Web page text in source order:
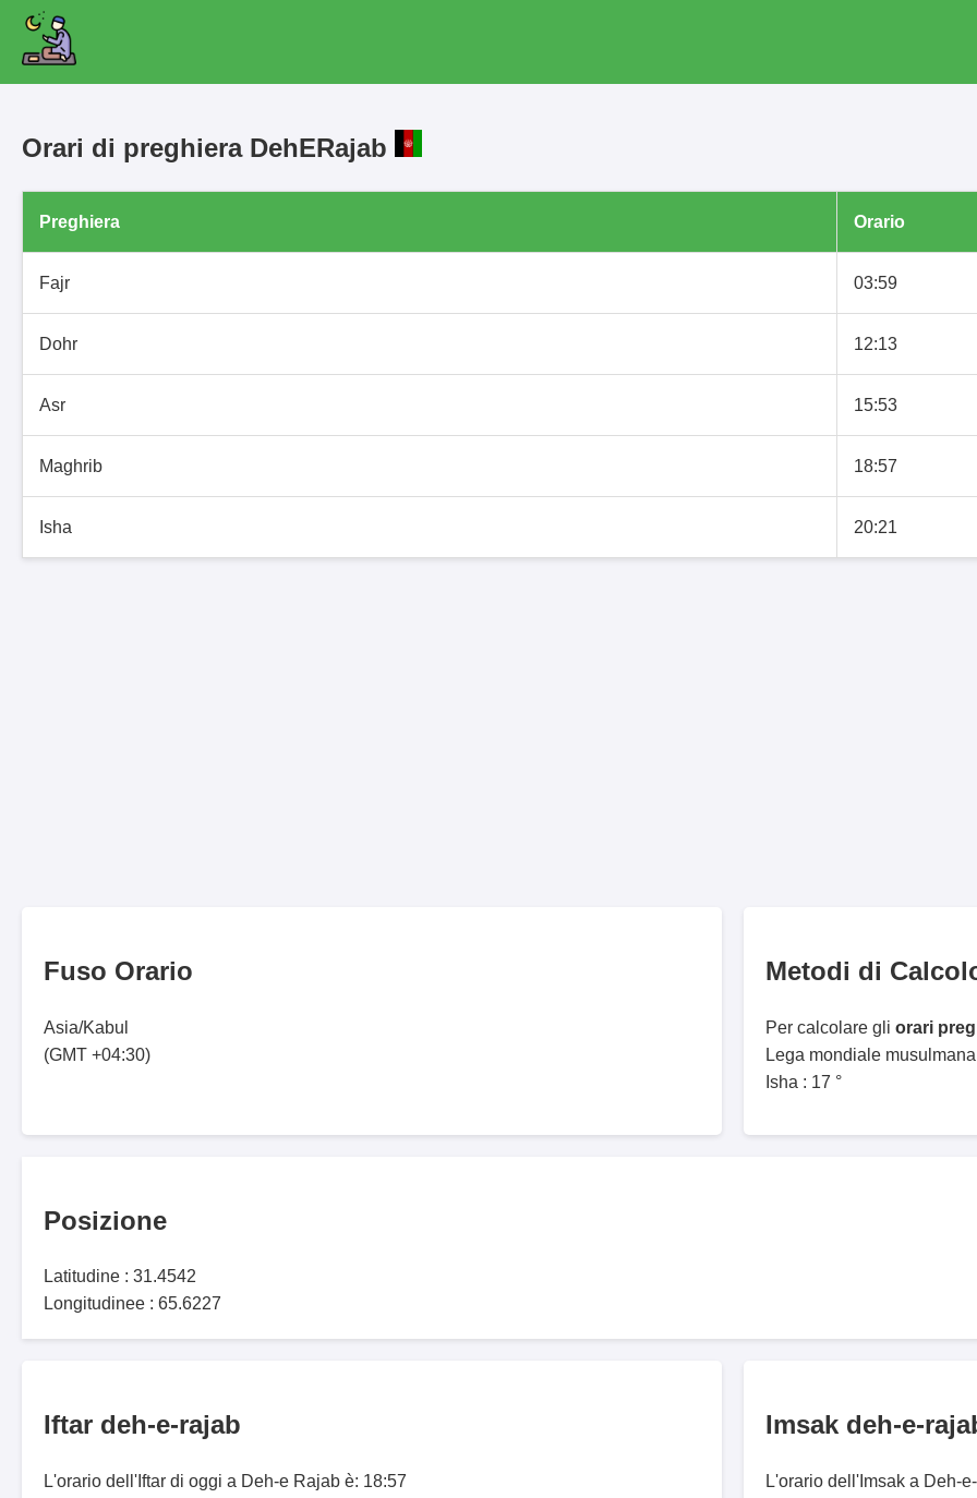
Orari di preghiera DehERajab
Preghiera Orario
Fajr 03:59
Dohr 12:13
Asr 15:53
Maghrib 18:57
Isha 20:21
Fuso Orario
Asia/Kabul
(GMT +04:30)
Metodi di
Per calcolare gli orari
Lega mondiale
Isha : 17 °
Posizione
Latitudine : 31.4542
Longitudinee : 65.6227
Iftar deh-e-rajab
L'orario dell'Iftar di oggi a Deh-e Rajab è: 18:57
Imsak deh-e-
L'orario dell'Imsak a Deh-